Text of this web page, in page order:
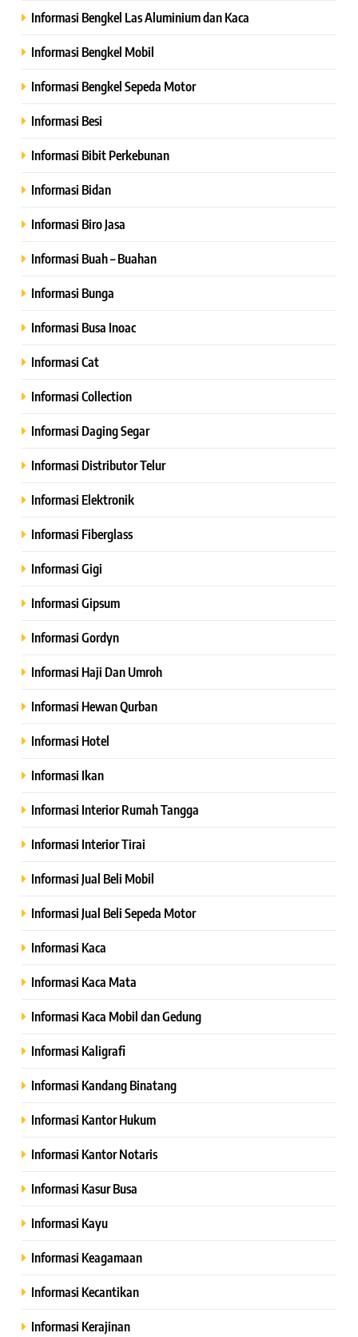
Informasi Bengkel Las Aluminium dan Kaca
Informasi Bengkel Mobil
Informasi Bengkel Sepeda Motor
Informasi Besi
Informasi Bibit Perkebunan
Informasi Bidan
Informasi Biro Jasa
Informasi Buah – Buahan
Informasi Bunga
Informasi Busa Inoac
Informasi Cat
Informasi Collection
Informasi Daging Segar
Informasi Distributor Telur
Informasi Elektronik
Informasi Fiberglass
Informasi Gigi
Informasi Gipsum
Informasi Gordyn
Informasi Haji Dan Umroh
Informasi Hewan Qurban
Informasi Hotel
Informasi Ikan
Informasi Interior Rumah Tangga
Informasi Interior Tirai
Informasi Jual Beli Mobil
Informasi Jual Beli Sepeda Motor
Informasi Kaca
Informasi Kaca Mata
Informasi Kaca Mobil dan Gedung
Informasi Kaligrafi
Informasi Kandang Binatang
Informasi Kantor Hukum
Informasi Kantor Notaris
Informasi Kasur Busa
Informasi Kayu
Informasi Keagamaan
Informasi Kecantikan
Informasi Kerajinan